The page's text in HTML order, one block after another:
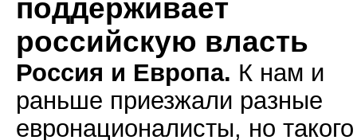
поддерживает
российскую власть
Россия и Европа. К нам и
раньше приезжали разные
евронационалисты, но такого